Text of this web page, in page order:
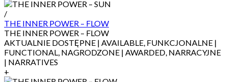
/
THE INNER POWER – FLOW
THE INNER POWER – FLOW
AKTUALNIE DOSTĘPNE | AVAILABLE, FUNKCJONALNE |
FUNCTIONAL, NAGRODZONE | AWARDED, NARRACYJNE
| NARRATIVES
+